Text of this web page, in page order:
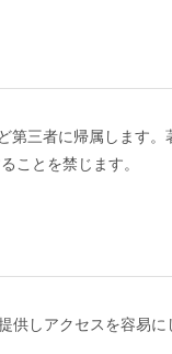
三者に帰属します
ことを禁じます。
しアクセスを容易